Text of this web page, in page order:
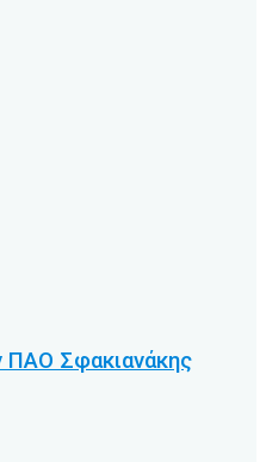
ΠΑΟ Σφακιανάκης